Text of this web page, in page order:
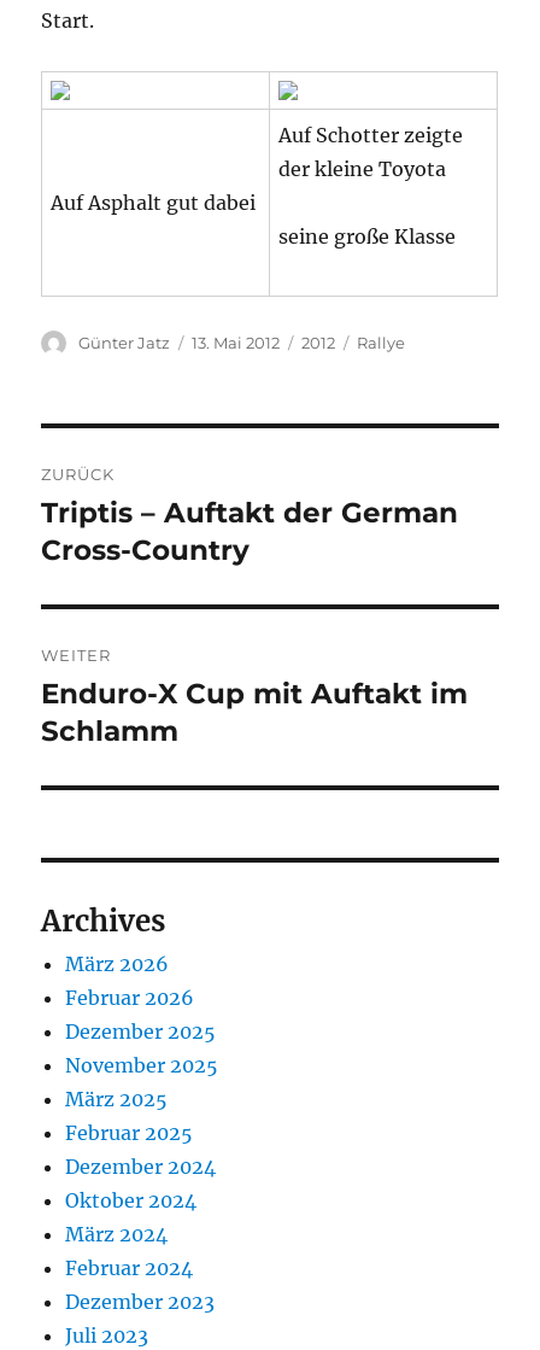
Start.
Auf Asphalt gut dabei
Auf Schotter zeigte
der kleine Toyota
seine große Klasse
Autor
Günter Jatz
Veröffentlicht
13. Mai 2012 Kategorien
2012 Schlagwörter
Rallye
ZURÜCK
Vorheriger
Beitrag:
Triptis – Auftakt der German
Cross-Country
WEITER
Nächster
Beitrag:
Enduro-X Cup mit Auftakt im
Schlamm
Archives
März 2026
Februar 2026
Dezember 2025
November 2025
März 2025
Februar 2025
Dezember 2024
Oktober 2024
März 2024
Februar 2024
Dezember 2023
Juli 2023